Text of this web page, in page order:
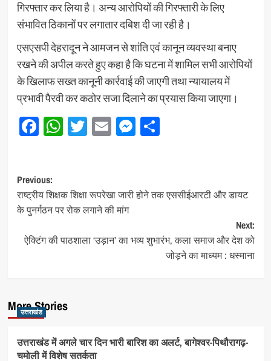
गिरफ्तार कर लिया है। अन्य आरोपियों की गिरफ्तारी के लिए
संभावित ठिकानों पर लगातार दबिश दी जा रही है।
एसएसपी देहरादून ने आमजन से शांति एवं कानून व्यवस्था बनाए
रखने की अपील करते हुए कहा है कि घटना में शामिल सभी आरोपियों
के खिलाफ सख्त कानूनी कार्रवाई की जाएगी तथा न्यायालय में
प्रभावी पैरवी कर कठोर सजा दिलाने का प्रयास किया जाएगा।
Facebook
WhatsApp
Twitter
EmailMessenger
Share
Post
navigation
Previous:
राष्ट्रीय शिक्षक शिक्षा रूपरेखा जारी होने तक एससीईआरटी और डायट
के पुनर्गठन पर रोक लगाने की मांग
Next:
ऐक्टिंग की पाठशाला ‘उड़ान’ का भव्य शुभारंभ, कला समाज और देश को
जोड़ने का माध्यम : धस्माना
More Stories
उत्तराखंड
उत्तराखंड में अगले चार दिन भारी बारिश का अलर्ट, बागेश्वर-पिथौरागढ़-
चमोली में विशेष सतर्कता